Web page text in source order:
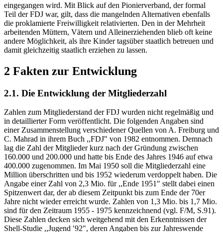
eingegangen wird. Mit Blick auf den Pionierverband, der formal
Teil der FDJ war, gilt, dass die mangelnden Alternativen ebenfalls
die proklamierte Freiwilligkeit relativierten. Den in der Mehrheit
arbeitenden Müttern, Vätern und Alleinerziehenden blieb oft keine
andere Möglichkeit, als ihre Kinder tagsüber staatlich betreuen und
damit gleichzeitig staatlich erziehen zu lassen.
2 Fakten zur Entwicklung
2.1. Die Entwicklung der Mitgliederzahl
Zahlen zum Mitgliederstand der FDJ wurden nicht regelmäßig und
in detaillierter Form veröffentlicht. Die folgenden Angaben sind
einer Zusammenstellung verschiedener Quellen von A. Freiburg und
C. Mahrad in ihrem Buch ,,FDJ" von 1982 entnommen. Demnach
lag die Zahl der Mitglieder kurz nach der Gründung zwischen
160.000 und 200.000 und hatte bis Ende des Jahres 1946 auf etwa
400.000 zugenommen. Im Mai 1950 soll die Mitgliederzahl eine
Million überschritten und bis 1952 wiederum verdoppelt haben. Die
Angabe einer Zahl von 2,3 Mio. für ,,Ende 1951" stellt dabei einen
Spitzenwert dar, der ab diesem Zeitpunkt bis zum Ende der 70er
Jahre nicht wieder erreicht wurde. Zahlen von 1,3 Mio. bis 1,7 Mio.
sind für den Zeitraum 1955 - 1975 kennzeichnend (vgl. F/M, S.91).
Diese Zahlen decken sich weitgehend mit den Erkenntnissen der
Shell-Studie ,,Jugend ′92", deren Angaben bis zur Jahreswende